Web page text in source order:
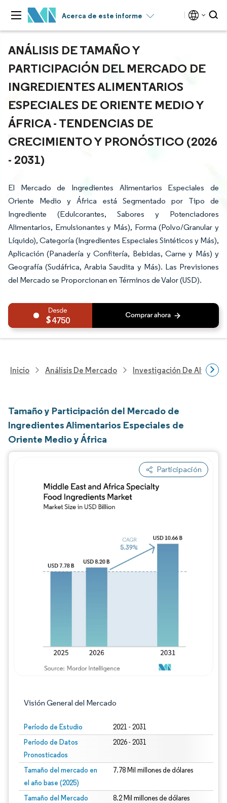
Acerca de este informe
ANÁLISIS DE TAMAÑO Y
PARTICIPACIÓN DEL MERCADO DE
INGREDIENTES ALIMENTARIOS
ESPECIALES DE ORIENTE MEDIO Y
ÁFRICA - TENDENCIAS DE
CRECIMIENTO Y PRONÓSTICO (2026
- 2031)
El Mercado de Ingredientes Alimentarios Especiales de
Oriente Medio y África está Segmentado por Tipo de
Ingrediente (Edulcorantes, Sabores y Potenciadores
Alimentarios, Emulsionantes y Más), Forma (Polvo/Granular y
Líquido), Categoría (Ingredientes Especiales Sintéticos y Más),
Aplicación (Panadería y Confitería, Bebidas, Carne y Más) y
Geografía (Sudáfrica, Arabia Saudita y Más). Las Previsiones
del Mercado se Proporcionan en Términos de Valor (USD).
4750
Inicio Análisis De Mercado Investigación De
Tamaño y Participación del Mercado de
Ingredientes Alimentarios Especiales de
Oriente Medio y África
Participación
Visión General del Mercado
Período de Estudio 2021 - 2031
Período de Datos
Pronosticados
2026 - 2031
Tamaño del mercado en
el año base (2025)
7.78 Mil millones de dólares
Tamaño del Mercado
8.2 Mil millones de dólares